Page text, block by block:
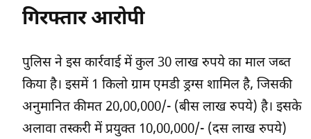
गिरफ्तार आरोपी
पुलिस ने इस कार्रवाई में कुल 30 लाख रुपये का माल जब्त
किया है। इसमें 1 किलो ग्राम एमडी ड्रग्स शामिल है, जिसकी
अनुमानित कीमत 20,00,000/- (बीस लाख रुपये) है। इसके
अलावा तस्करी में प्रयुक्त 10,00,000/- (दस लाख रुपये)